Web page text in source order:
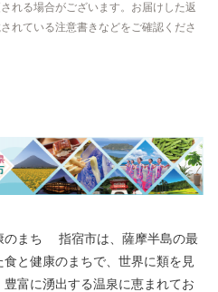
れる場合がございます。お届けした返
れている注意書きなどをご確認くださ
摩半島の最
と健康のまちで、世界に類を見
富に湧出する温泉に恵まれてお